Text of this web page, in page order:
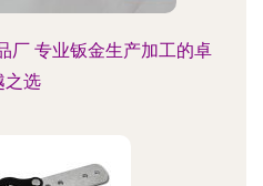
厂 专业钣金生产加工的卓
之选